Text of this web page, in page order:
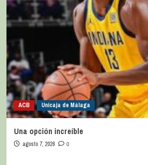
ACB Unicaja de Málaga
Una opción increíble
agosto 7, 2026 0